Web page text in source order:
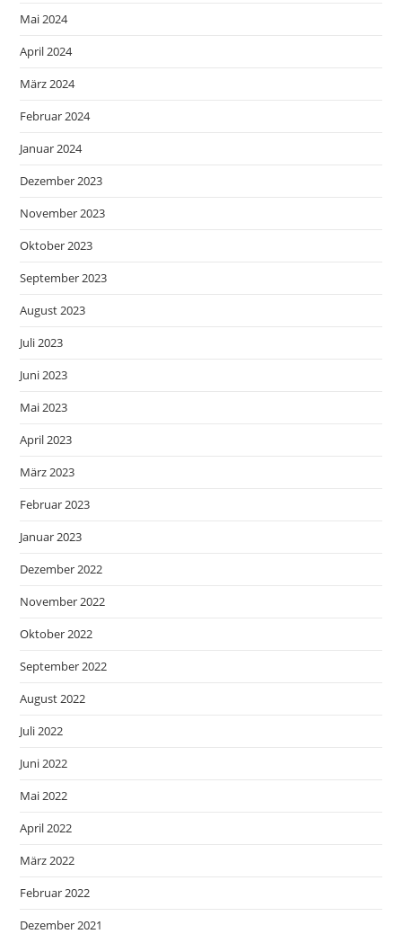
Mai 2024
April 2024
März 2024
Februar 2024
Januar 2024
Dezember 2023
November 2023
Oktober 2023
September 2023
August 2023
Juli 2023
Juni 2023
Mai 2023
April 2023
März 2023
Februar 2023
Januar 2023
Dezember 2022
November 2022
Oktober 2022
September 2022
August 2022
Juli 2022
Juni 2022
Mai 2022
April 2022
März 2022
Februar 2022
Dezember 2021